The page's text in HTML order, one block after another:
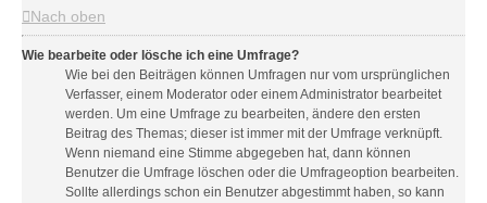
Nach oben
Wie bearbeite oder lösche ich eine Umfrage?
Wie bei den Beiträgen können Umfragen nur vom ursprünglichen
Verfasser, einem Moderator oder einem Administrator bearbeitet
werden. Um eine Umfrage zu bearbeiten, ändere den ersten
Beitrag des Themas; dieser ist immer mit der Umfrage verknüpft.
Wenn niemand eine Stimme abgegeben hat, dann können
Benutzer die Umfrage löschen oder die Umfrageoption bearbeiten.
Sollte allerdings schon ein Benutzer abgestimmt haben, so kann